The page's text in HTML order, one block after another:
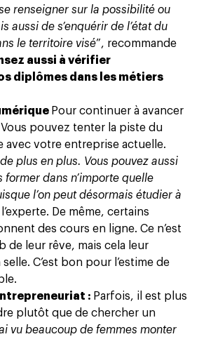
renseigner sur la possibilité ou
aussi de s’enquérir de l’état du
le territoire visé”, recommande
aussi à vérifier
diplômes dans les métiers
Pour continuer à avancer
pouvez tenter la piste du
avec votre entreprise actuelle.
plus en plus. Vous pouvez aussi
former dans n’importe quelle
l’on peut désormais étudier à
De même, certains
des cours en ligne. Ce n’est
de leur rêve, mais cela leur
C’est bon pour l’estime de
: Parfois, il est plus
plutôt que de chercher un
vu beaucoup de femmes monter